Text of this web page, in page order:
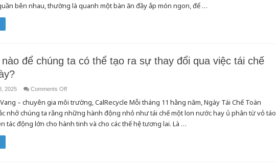
롭
게
Ít
bên nhau, thường là quanh một bàn ăn đầy ắp món ngon, để …
để chúng ta có thể tạo ra sự thay đổi qua việc tái chế
2025 Comments Offon
thế
nào
để
ta
– chuyên gia môi trường, CalRecycle Mỗi tháng 11 hằng năm, Ngày Tái Chế Toàn
nhở chúng ta rằng những hành động nhỏ như tái chế một lon nước hay ủ phân từ vỏ táo
tác động lớn cho hành tinh và cho các thế hệ tương lai. Là …